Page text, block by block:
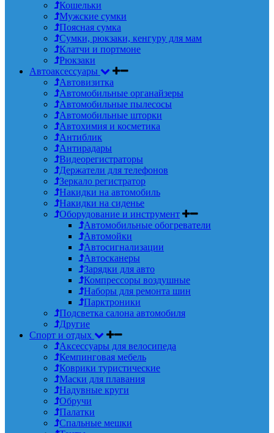
Кошельки
Мужские сумки
Поясная сумка
Сумки, рюкзаки, кенгуру для мам
Клатчи и портмоне
Рюкзаки
Автоаксессуары
Автовизитка
Автомобильные органайзеры
Автомобильные пылесосы
Автомобильные шторки
Автохимия и косметика
Антиблик
Антирадары
Видеорегистраторы
Держатели для телефонов
Зеркало регистратор
Накидки на автомобиль
Накидки на сиденье
Оборудование и инструмент
Автомобильные обогреватели
Автомойки
Автосигнализации
Автосканеры
Зарядки для авто
Компрессоры воздушные
Наборы для ремонта шин
Парктроники
Подсветка салона автомобиля
Другие
Спорт и отдых
Аксессуары для велосипеда
Кемпинговая мебель
Коврики туристические
Маски для плавания
Надувные круги
Обручи
Палатки
Спальные мешки